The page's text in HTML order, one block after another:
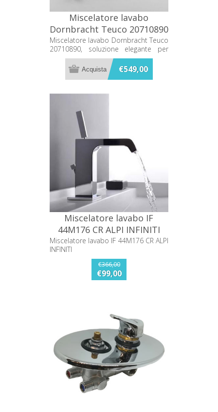
Miscelatore lavabo
Dornbracht Teuco 20710890
Miscelatore lavabo Dornbracht Teuco
20710890, soluzione elegante per
bagno con design classico e finitura
cromata.
€549,00
Miscelatore lavabo IF
44M176 CR ALPI INFINITI
Miscelatore lavabo IF 44M176 CR ALPI
INFINITI
€366,00
€99,00